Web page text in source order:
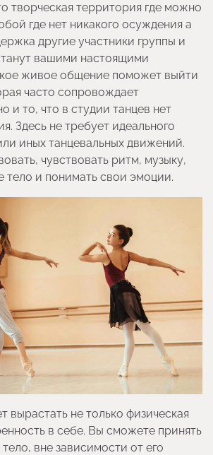
творческая территория где можно
где нет никакого осуждения а
другие участники группы и
вашими настоящими
живое общение поможет выйти
часто сопровождает
и то, что в студии танцев нет
Здесь не требует идеального
иных танцевальных движений.
чувствовать ритм, музыку,
тело и понимать свои эмоции.
вырастать не только физическая
в себе. Вы сможете принять
вне зависимости от его